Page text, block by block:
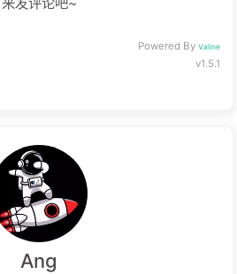
来发评论吧~
Powered By Valine
v1.5.1
Ang